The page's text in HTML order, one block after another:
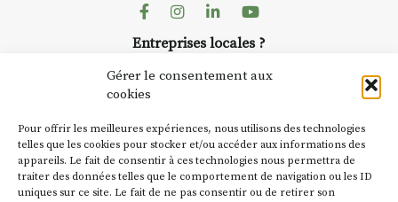
Gérer le consentement aux
cookies
Pour offrir les meilleures expériences, nous utilisons des technologies
telles que les cookies pour stocker et/ou accéder aux informations des
appareils. Le fait de consentir à ces technologies nous permettra de
traiter des données telles que le comportement de navigation ou les ID
uniques sur ce site. Le fait de ne pas consentir ou de retirer son
FacebookInstagram
LinkedinYoutube
Entreprises locales ?
Suivez toute l'actu de Strada